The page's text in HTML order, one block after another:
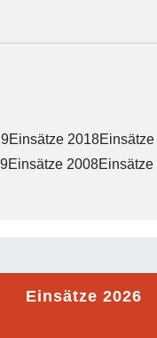
Einsätze 2018
Einsätze 2008Einsätze
Einsätze 2026